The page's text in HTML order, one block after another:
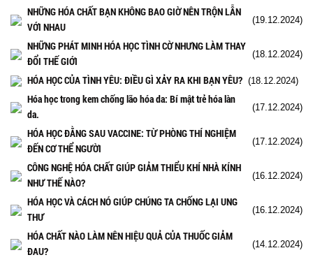
NHỮNG HÓA CHẤT BẠN KHÔNG BAO GIỜ NÊN TRỘN LẪN
VỚI NHAU
(19.12.2024)
NHỮNG PHÁT MINH HÓA HỌC TÌNH CỜ NHƯNG LÀM THAY
ĐỔI THẾ GIỚI
(18.12.2024)
HÓA HỌC CỦA TÌNH YÊU: ĐIỀU GÌ XẢY RA KHI BẠN YÊU? (18.12.2024)
Hóa học trong kem chống lão hóa da: Bí mật trẻ hóa làn
da.
(17.12.2024)
HÓA HỌC ĐẰNG SAU VACCINE: TỪ PHÒNG THÍ NGHIỆM
ĐẾN CƠ THỂ NGƯỜI
(17.12.2024)
CÔNG NGHỆ HÓA CHẤT GIÚP GIẢM THIỂU KHÍ NHÀ KÍNH
NHƯ THẾ NÀO?
(16.12.2024)
HÓA HỌC VÀ CÁCH NÓ GIÚP CHÚNG TA CHỐNG LẠI UNG
THƯ
(16.12.2024)
HÓA CHẤT NÀO LÀM NÊN HIỆU QUẢ CỦA THUỐC GIẢM
ĐAU?
(14.12.2024)